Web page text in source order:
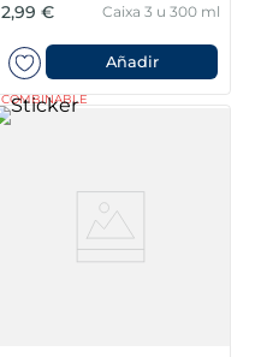
2,99 €
COMBINABLE
Caixa 3 u 300 ml
Añadir